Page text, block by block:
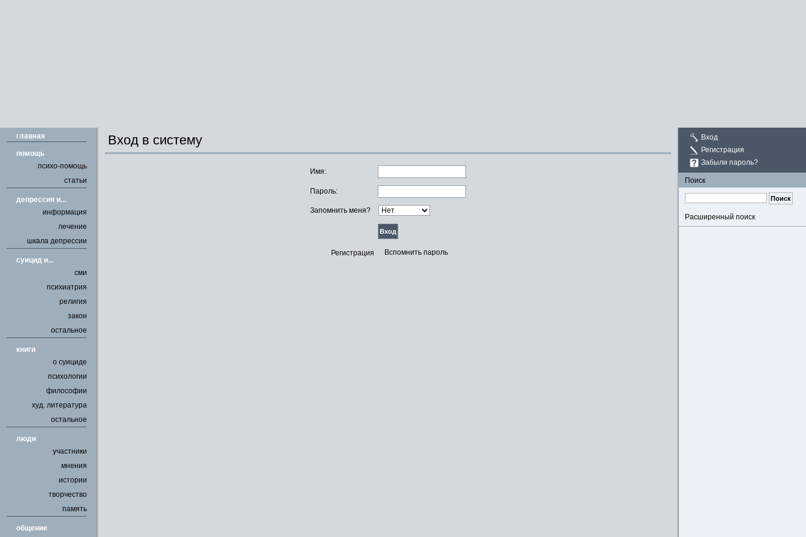
главная
помощь
психо-помощь
статьи
депрессия и...
информация
лечение
шкала депрессии
cуицид и...
сми
психиатрия
религия
закон
остальное
книги
о суициде
психологии
философии
худ. литература
остальное
люди
участники
мнения
истории
творчество
память
общение
Вход
Регистрация
Забыли пароль?
Поиск
Расширенный поиск
Вход в систему
Имя:
Пароль:
Запомнить меня?
Регистрация Вспомнить пароль